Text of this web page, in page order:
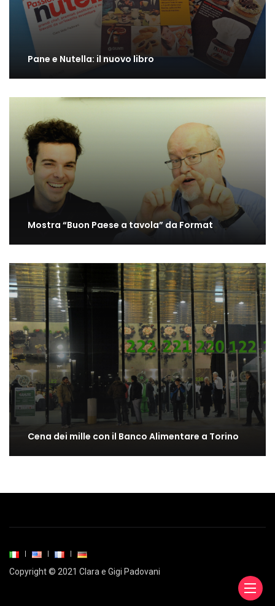
Pane e Nutella: il nuovo libro
Mostra “Buon Paese a tavola” da Format
Cena dei mille con il Banco Alimentare a Torino
Copyright © 2021 Clara e Gigi Padovani